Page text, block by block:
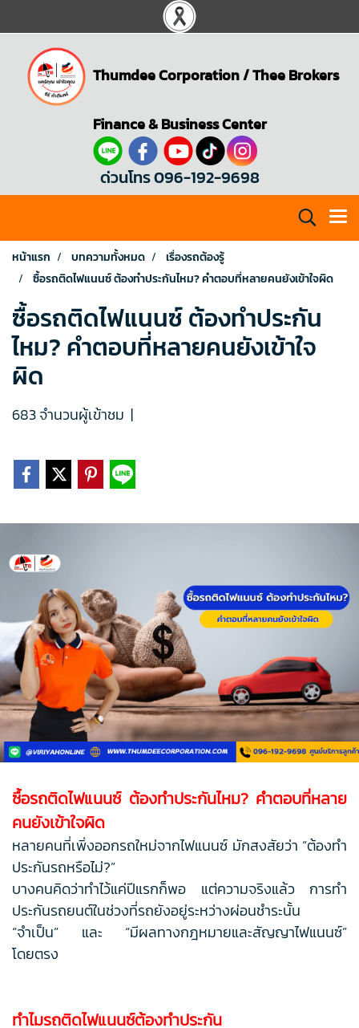
Thumdee Corporation/Thee Brokers
Finance & Business Center
ด่วนโทร 096-192-9698
หน้าแรก บทความทั้งหมด
เรื่องรถต้องรู้
ซื้อรถติดไฟแนนซ์ ต้องทำประกันไหม? คำตอบที่หลายคนยังเข้าใจผิด
ซื้อรถติดไฟแนนซ์ ต้องทำประกัน
ไหม? คำตอบที่หลายคนยังเข้าใจ
ผิด
683 จำนวนผู้เข้าชม |
ซื้อรถติดไฟแนนซ์ ต้องทำประกันไหม? คำตอบที่หลาย
คนยังเข้าใจผิด
หลายคนที่เพิ่งออกรถใหม่จากไฟแนนซ์ มักสงสัยว่า “ต้องทำ
ประกันรถหรือไม่?”
บางคนคิดว่าทำไว้แค่ปีแรกก็พอ แต่ความจริงแล้ว การทำ
ประกันรถยนต์ในช่วงที่รถยังอยู่ระหว่างผ่อนชำระนั้น
“จำเป็น” และ “มีผลทางกฎหมายและสัญญาไฟแนนซ์”
โดยตรง
ทำไมรถติดไฟแนนซ์ต้องทำประกัน